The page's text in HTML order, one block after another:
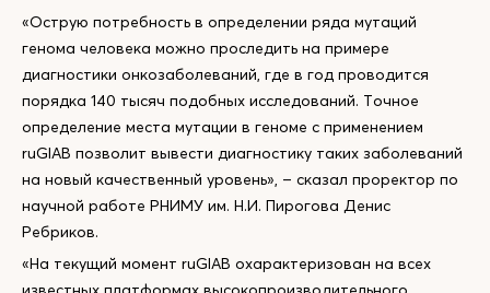
«Острую потребность в определении ряда мутаций
генома человека можно проследить на примере
диагностики онкозаболеваний, где в год проводится
порядка 140 тысяч подобных исследований. Точное
определение места мутации в геноме с применением
ruGIAB позволит вывести диагностику таких заболеваний
на новый качественный уровень», – сказал проректор по
научной работе РНИМУ им. Н.И. Пирогова Денис
Ребриков.
«На текущий момент ruGIAB охарактеризован на всех